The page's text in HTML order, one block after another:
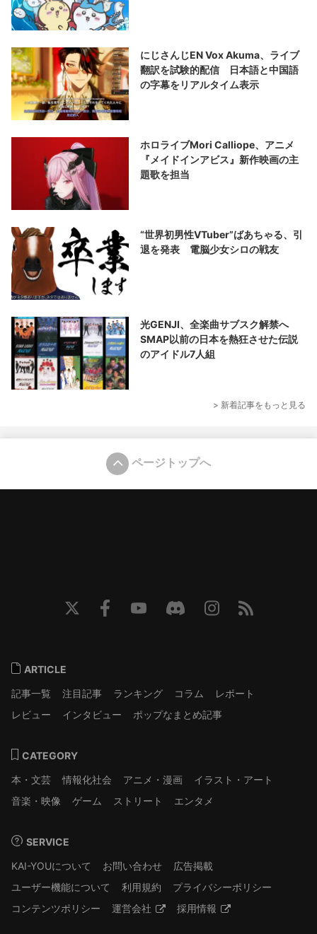
にじさんじEN Vox Akuma、ライブ
翻訳を試験的配信 日本語と中国語
の字幕をリアルタイム表示
ホロライブMori Calliope、アニメ
『メイドインアビス』新作映画の主
題歌を担当
“世界初男性VTuber”ばあちゃる、引
退を発表 電脳少女シロの戦友
光GENJI、全楽曲サブスク解禁へ
SMAP以前の日本を熱狂させた伝説
のアイドル7人組
> 新着記事をもっと見る
ページトップへ
ARTICLE
記事一覧
注目記事 ランキング コラム
レポート
レビュー
インタビュー ポップなまとめ記事
CATEGORY
本・文芸
情報化社会 アニメ・漫画
イラスト・アート
音楽・映像
ゲーム ストリート エンタメ
SERVICE
KAI-YOUについて
お問い合わせ
広告掲載
ユーザー機能について
利用規約
プライバシーポリシー
コンテンツポリシー
運営会社 採用情報